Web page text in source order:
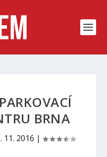
BRNA
11. 2016 |